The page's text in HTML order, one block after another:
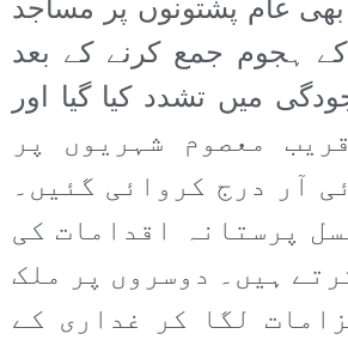
عام پشتونوں پر مساجد
ہجوم جمع کرنے کے بعد
میں تشدد کیا گیا اور
کے قریب معصوم شہریوں پر
آر درج کروائی گئیں۔
پرستانہ اقدامات کی
ہیں۔ دوسروں پر ملک
لگا کر غداری کے